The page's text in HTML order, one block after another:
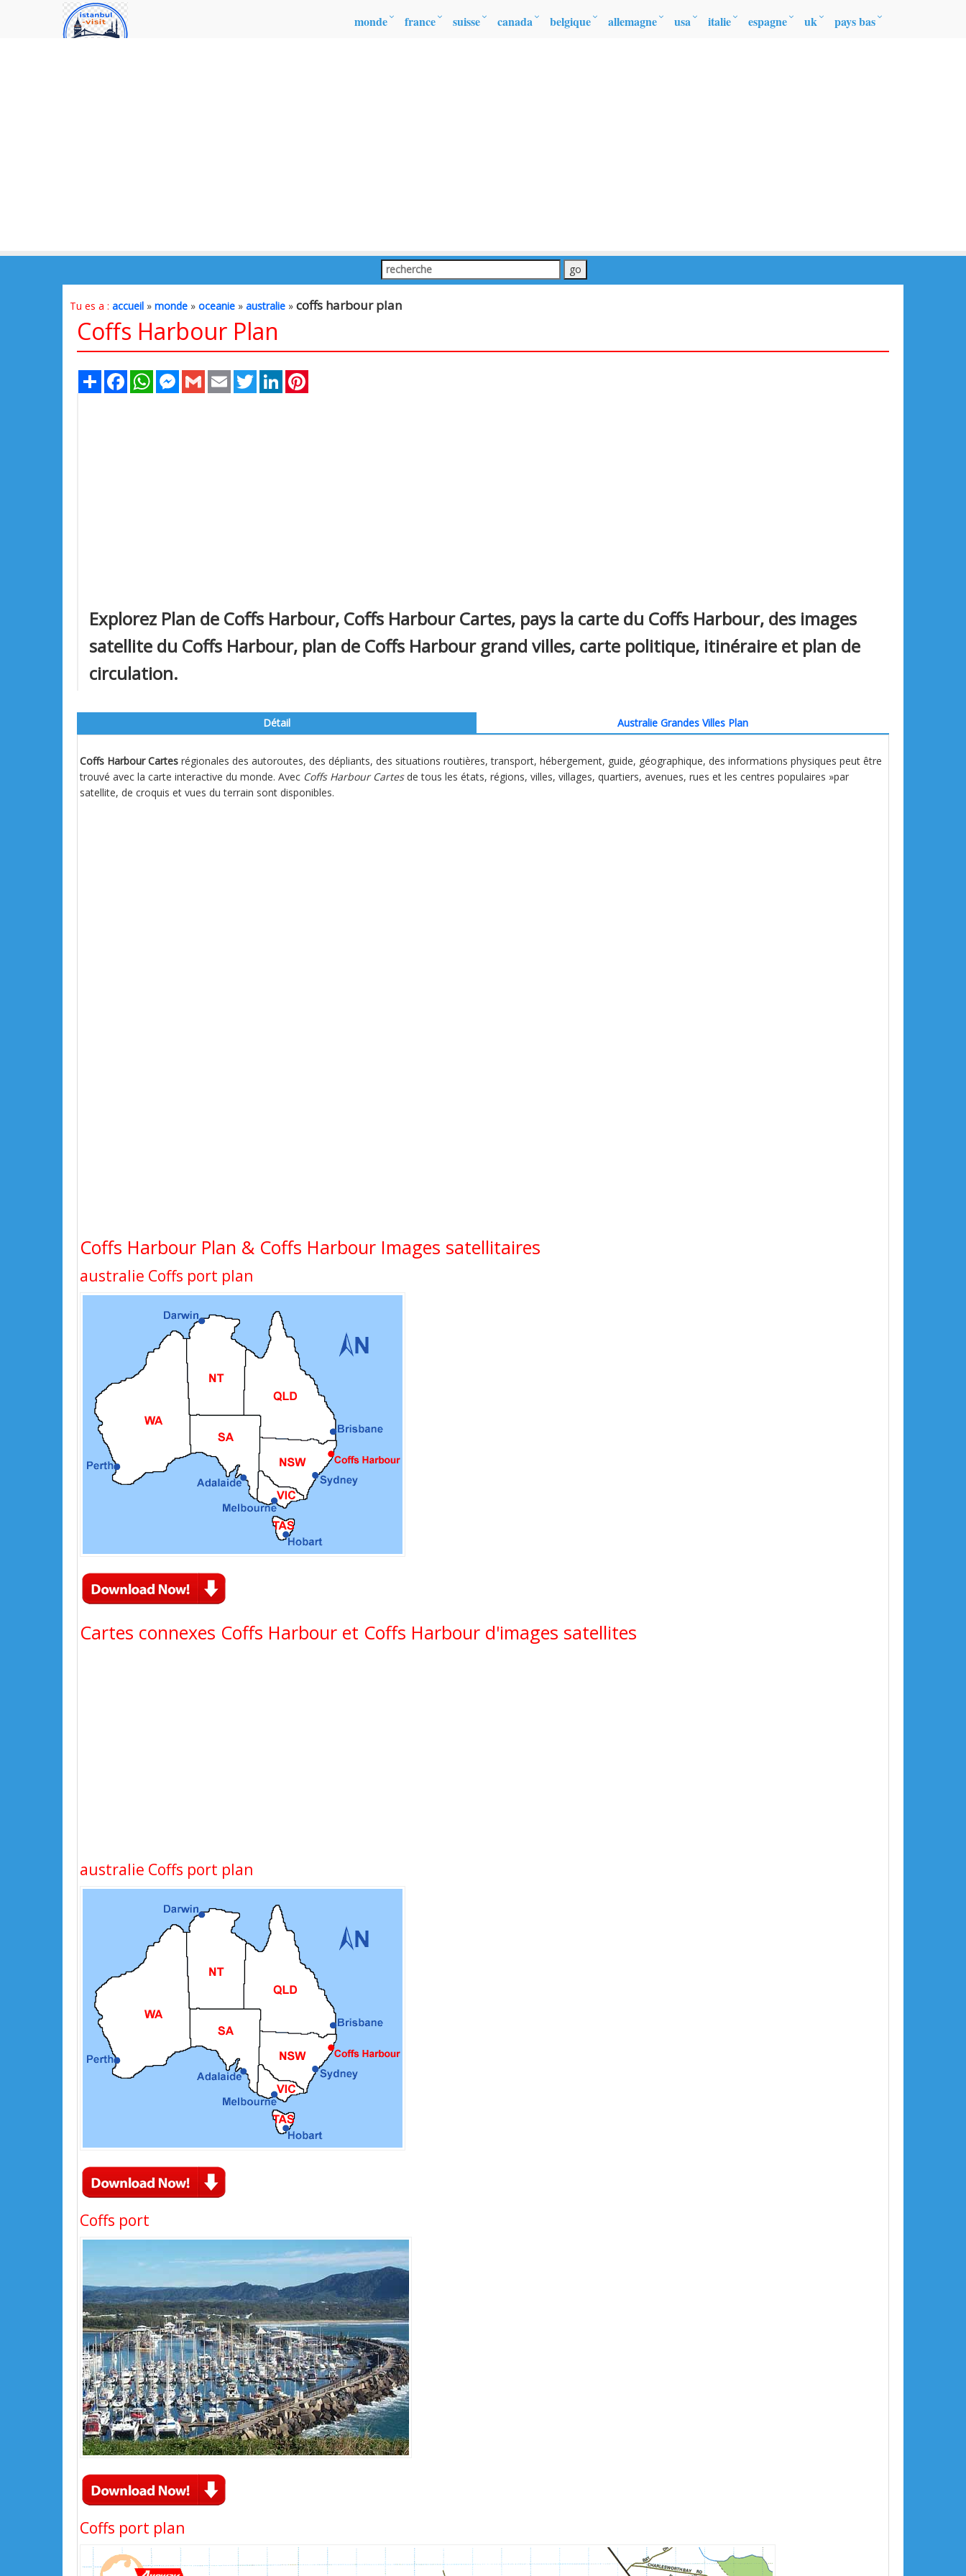
monde france suisse canada belgique allemagne usa italie espagne uk pays bas
Tu es a : accueil » monde » oceanie » australie » coffs harbour plan
Coffs Harbour Plan
Share FacebookWhatsAppMessenger
Gmail Email TwitterLinkedIn
Explorez Plan de Coffs Harbour, Coffs Harbour Cartes, pays la carte du Coffs Harbour, des images
satellite du Coffs Harbour, plan de Coffs Harbour grand villes, carte politique, itinéraire et plan de
circulation.
Détail Australie Grandes Villes Plan
Coffs Harbour Cartes régionales des autoroutes, des dépliants, des situations routières, transport, hébergement, guide, géographique, des informations physiques peut être
trouvé avec la carte interactive du monde. Avec Coffs Harbour Cartesde tous les états, régions, villes, villages, quartiers, avenues, rues et les centres populaires »par
satellite, de croquis et vues du terrain sont disponibles.
Coffs Harbour Plan & Coffs Harbour Images satellitaires
australie Coffs port plan
Cartes connexes Coffs Harbour et Coffs Harbour d'images satellites
australie Coffs port plan
Coffs port
Coffs port plan